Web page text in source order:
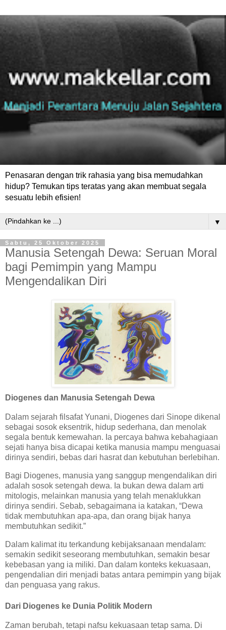
Penasaran dengan trik rahasia yang bisa memudahkan
hidup? Temukan tips teratas yang akan membuat segala
sesuatu lebih efisien!
▼
Sabtu, 25 Oktober 2025
Manusia Setengah Dewa: Seruan Moral
bagi Pemimpin yang Mampu
Mengendalikan Diri
Diogenes dan Manusia Setengah Dewa
Dalam sejarah filsafat Yunani, Diogenes dari Sinope dikenal
sebagai sosok eksentrik, hidup sederhana, dan menolak
segala bentuk kemewahan. Ia percaya bahwa kebahagiaan
sejati hanya bisa dicapai ketika manusia mampu menguasai
dirinya sendiri, bebas dari hasrat dan kebutuhan berlebihan.
Bagi Diogenes, manusia yang sanggup mengendalikan diri
adalah sosok setengah dewa. Ia bukan dewa dalam arti
mitologis, melainkan manusia yang telah menaklukkan
dirinya sendiri. Sebab, sebagaimana ia katakan, “Dewa
tidak membutuhkan apa-apa, dan orang bijak hanya
membutuhkan sedikit.”
Dalam kalimat itu terkandung kebijaksanaan mendalam:
semakin sedikit seseorang membutuhkan, semakin besar
kebebasan yang ia miliki. Dan dalam konteks kekuasaan,
pengendalian diri menjadi batas antara pemimpin yang bijak
dan penguasa yang rakus.
Dari Diogenes ke Dunia Politik Modern
Zaman berubah, tetapi nafsu kekuasaan tetap sama. Di